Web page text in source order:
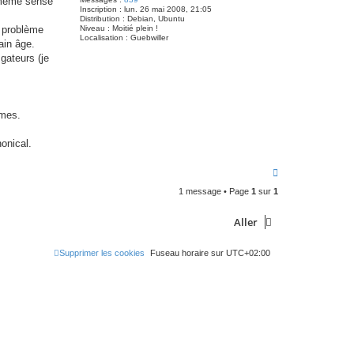
Inscription : lun. 26 mai 2008, 21:05
Distribution : Debian, Ubuntu
Niveau : Moitié plein !
Localisation : Guebwiller
âge.
(je
u
1 message • Page 1 sur 1
Aller
Fuseau horaire sur UTC+02:00
Supprimer les cookies